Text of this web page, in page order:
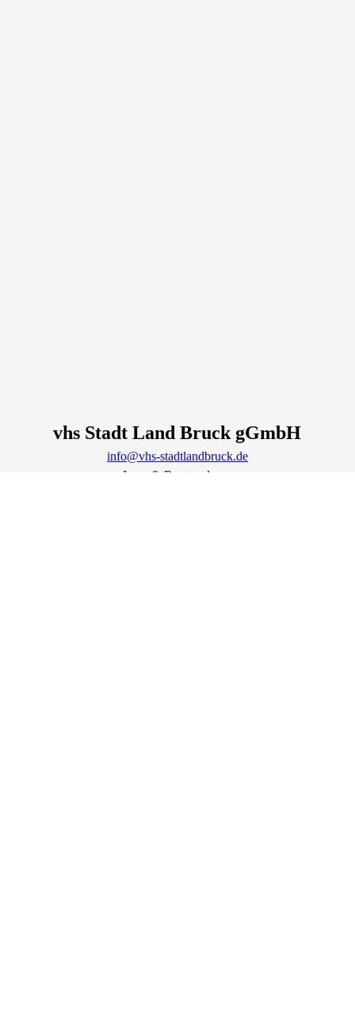
vhs Stadt Land Bruck gGmbH
info@vhs-stadtlandbruck.de
Lage & Routenplaner